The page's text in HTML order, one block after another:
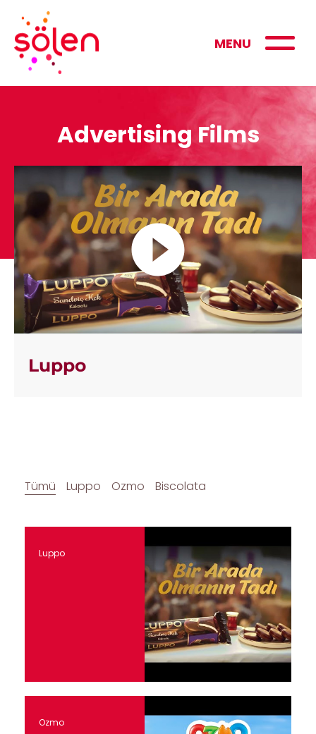
MENU
Advertising Films
Luppo
Tümü Luppo Ozmo Biscolata
Luppo
Ozmo